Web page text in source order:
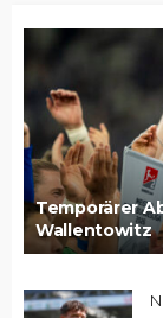
Temporärer
Wallentowitz